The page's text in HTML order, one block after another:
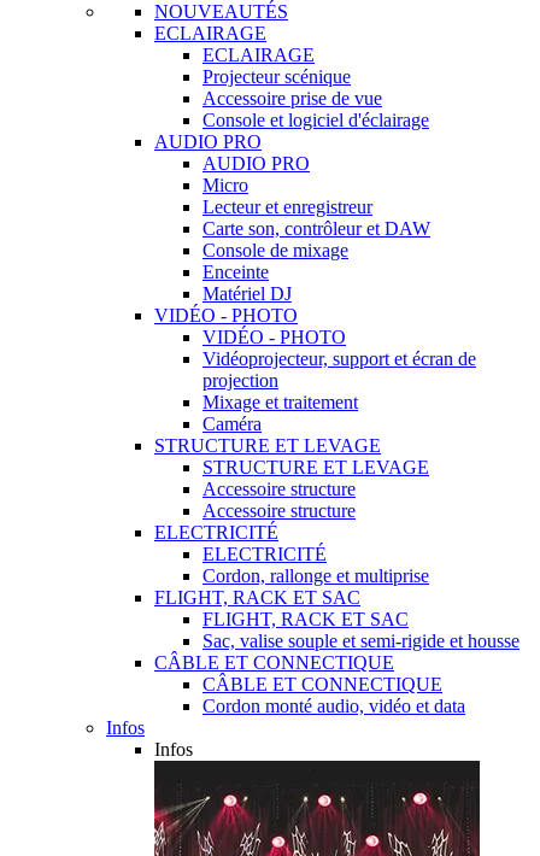
NOUVEAUTÉS
ECLAIRAGE
ECLAIRAGE
Projecteur scénique
Accessoire prise de vue
Console et logiciel d'éclairage
AUDIO PRO
AUDIO PRO
Micro
Lecteur et enregistreur
Carte son, contrôleur et DAW
Console de mixage
Enceinte
Matériel DJ
VIDÉO - PHOTO
VIDÉO - PHOTO
Vidéoprojecteur, support et écran de
projection
Mixage et traitement
Caméra
STRUCTURE ET LEVAGE
STRUCTURE ET LEVAGE
Accessoire structure
Accessoire structure
ELECTRICITÉ
ELECTRICITÉ
Cordon, rallonge et multiprise
FLIGHT, RACK ET SAC
FLIGHT, RACK ET SAC
Sac, valise souple et semi-rigide et housse
CÂBLE ET CONNECTIQUE
CÂBLE ET CONNECTIQUE
Cordon monté audio, vidéo et data
Infos
Infos